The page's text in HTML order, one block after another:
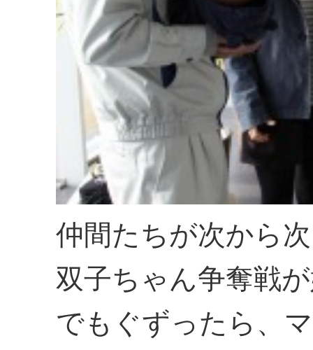
仲間たちが次から
双子ちゃん争奪戦
でもぐずったら、